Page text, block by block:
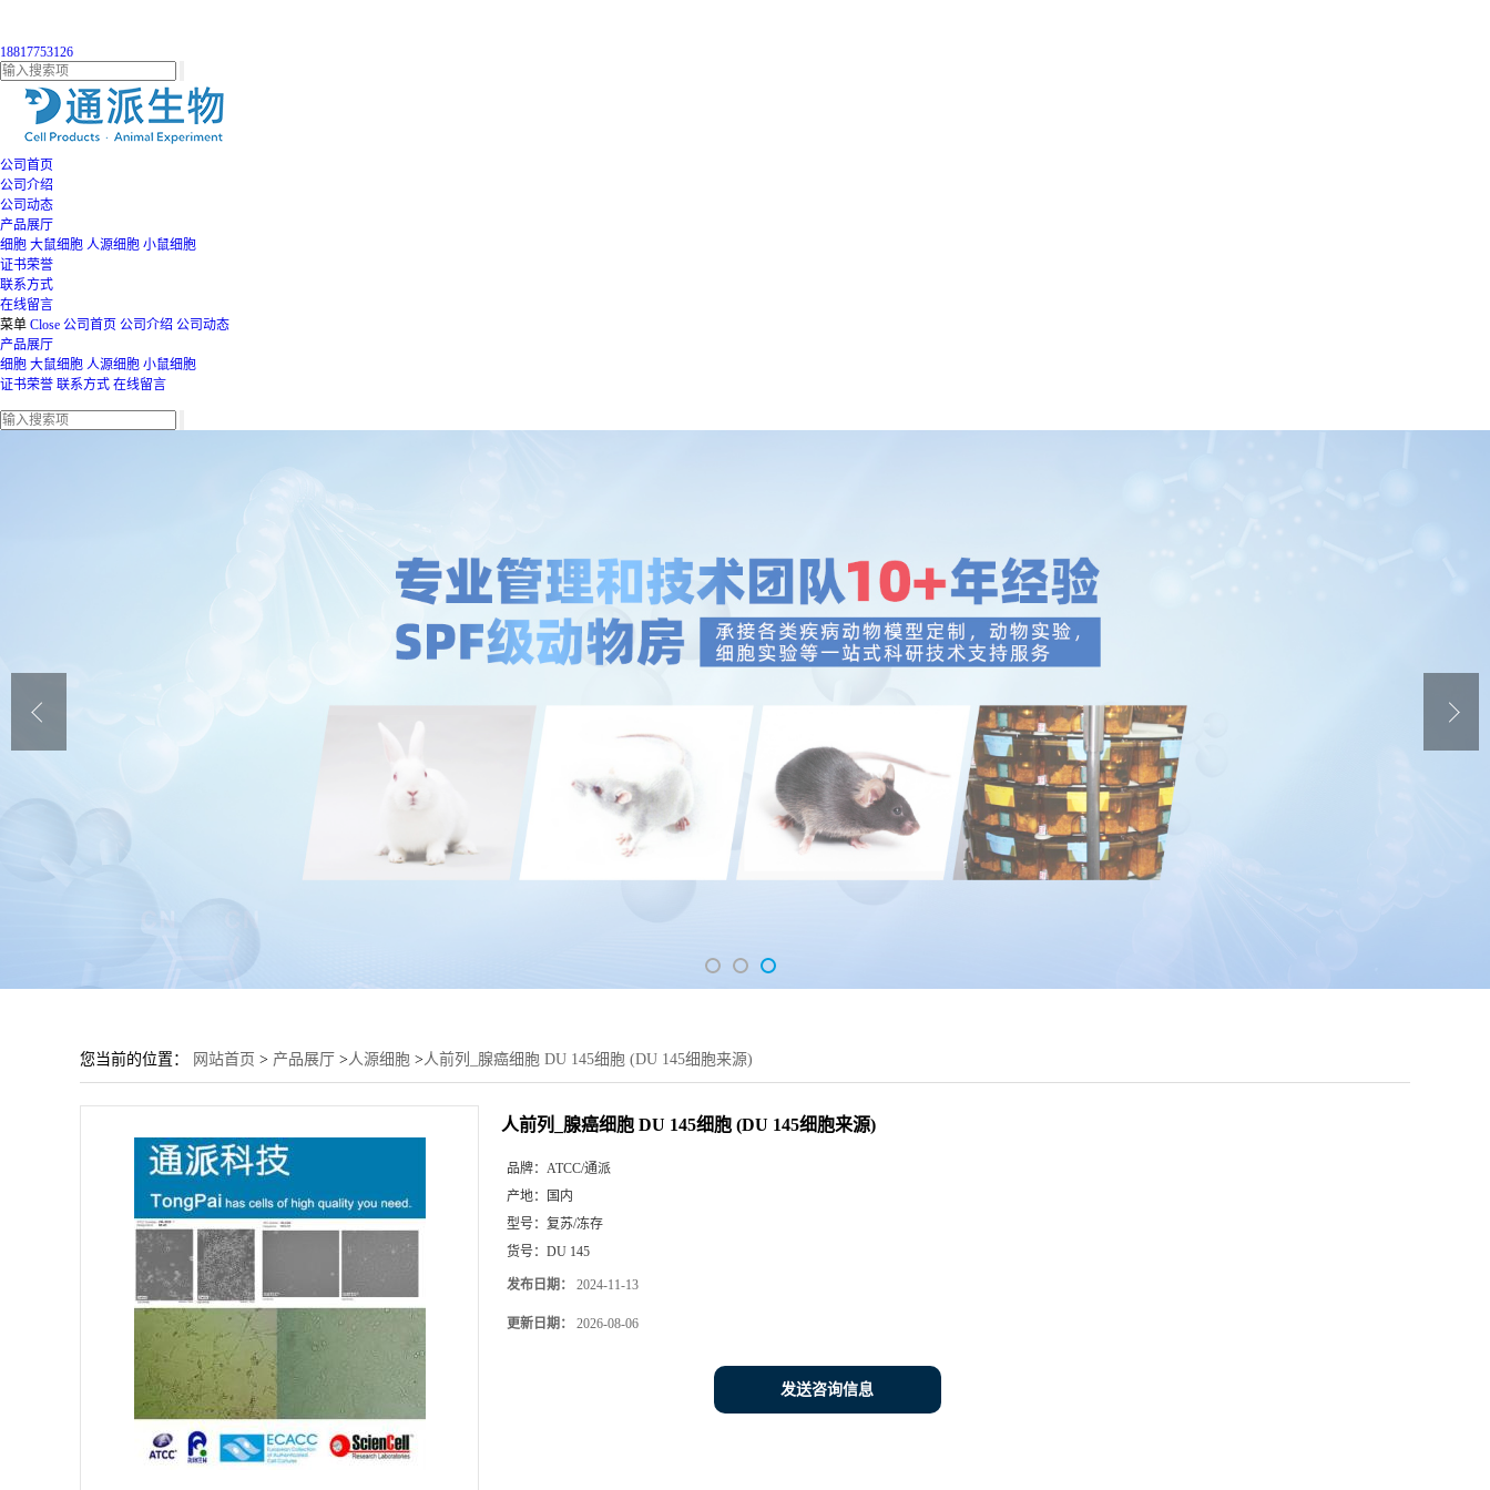
18817753126
公司首页
公司介绍
公司动态
产品展厅
细胞 大鼠细胞 人源细胞 小鼠细胞
证书荣誉
联系方式
在线留言
菜单 Close 公司首页 公司介绍 公司动态
产品展厅
细胞 大鼠细胞 人源细胞 小鼠细胞
证书荣誉 联系方式 在线留言
您当前的位置： 网站首页 > 产品展厅 >人源细胞 >人前列_腺癌细胞 DU 145细胞 (DU 145细胞来源)
人前列_腺癌细胞 DU 145细胞 (DU 145细胞来源)
品牌： ATCC/通派
产地：
国内
型号： 复苏/冻存
货号： DU 145
发布日期： 2024-11-13
更新日期： 2026-08-06
发送咨询信息